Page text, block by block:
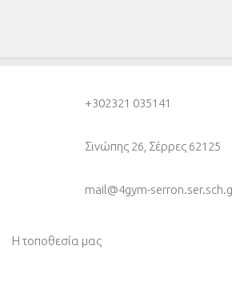
+302321 035141
Σινώπης 26, Σέρρες 62125
mail@4gym-
Η τοποθεσία μας